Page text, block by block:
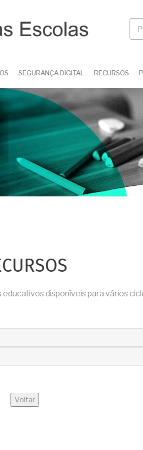
SEGURANÇA DIGITAL RECURSOS
disponíveis para vários
Voltar